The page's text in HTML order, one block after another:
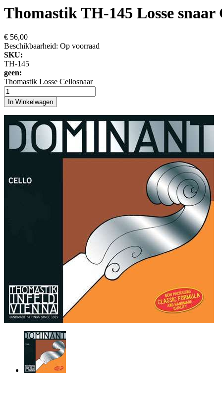
Thomastik TH-145 Losse snaar
€ 56,00
Beschikbaarheid: Op voorraad
SKU:
TH-145
geen:
Thomastik Losse Cellosnaar
In Winkelwagen